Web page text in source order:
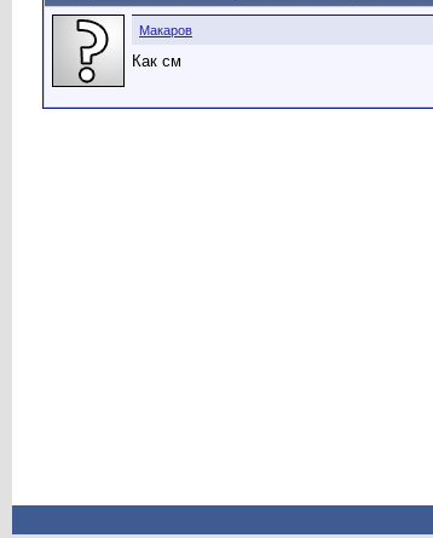
Макаров
Как см